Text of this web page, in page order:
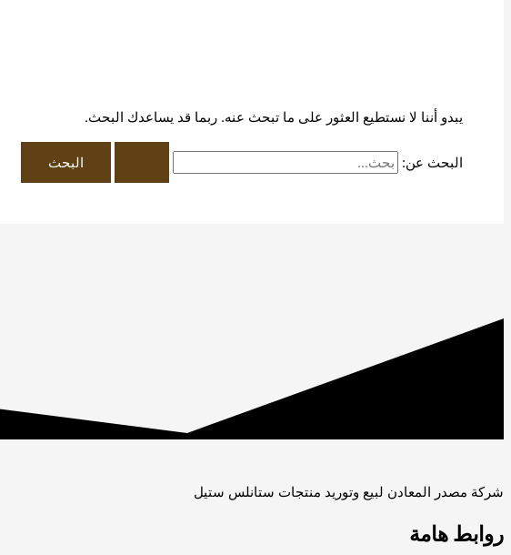
يبدو أننا لا نستطيع العثور على ما تبحث عنه. ربما قد يساعدك البحث.
البحث عن:
شركة مصدر المعادن لبيع وتوريد منتجات ستانلس ستيل
روابط هامة